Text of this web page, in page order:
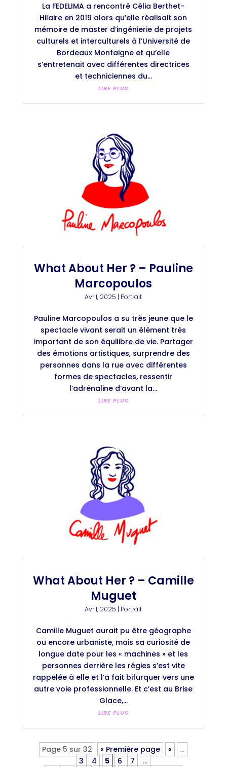
La FEDELIMA a rencontré Célia Berthet-
Hilaire en 2019 alors qu’elle réalisait son
mémoire de master d’ingénierie de projets
culturels et interculturels à l’Université de
Bordeaux Montaigne et qu’elle
s’entretenait avec différentes directrices
et techniciennes du...
LIRE PLUS
What About Her ? – Pauline
Marcopoulos
Avr 1, 2025 | Portrait
Pauline Marcopoulos a su très jeune que le
spectacle vivant serait un élément très
important de son équilibre de vie. Partager
des émotions artistiques, surprendre des
personnes dans la rue avec différentes
formes de spectacles, ressentir
l’adrénaline d’avant la...
LIRE PLUS
What About Her ? – Camille
Muguet
Avr 1, 2025 | Portrait
Camille Muguet aurait pu être géographe
ou encore urbaniste, mais sa curiosité de
longue date pour les « machines » et les
personnes derrière les régies s’est vite
rappelée à elle et l’a fait bifurquer vers une
autre voie professionnelle. Et c’est au Brise
Glace,...
LIRE PLUS
Page 5 sur 32 « Première page «
…
3
4 5 6 7
…